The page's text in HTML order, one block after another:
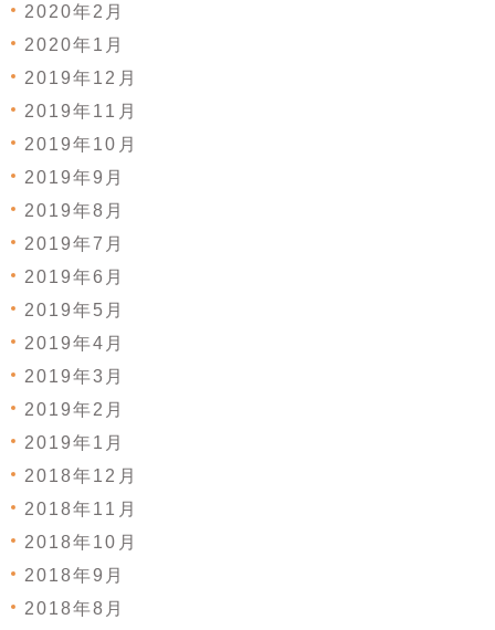
2020年2月
2020年1月
2019年12月
2019年11月
2019年10月
2019年9月
2019年8月
2019年7月
2019年6月
2019年5月
2019年4月
2019年3月
2019年2月
2019年1月
2018年12月
2018年11月
2018年10月
2018年9月
2018年8月